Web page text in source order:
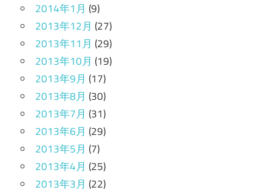
2014年1月 (9)
2013年12月 (27)
2013年11月 (29)
2013年10月 (19)
2013年9月 (17)
2013年8月 (30)
2013年7月 (31)
2013年6月 (29)
2013年5月 (7)
2013年4月 (25)
2013年3月 (22)